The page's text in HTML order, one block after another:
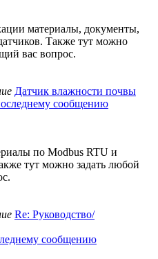
материалы, документы,
Также тут можно
вас вопрос.
Датчик влажности почвы
сообщению
по Modbus RTU и
тут можно задать любой
Re: Руководство/
сообщению